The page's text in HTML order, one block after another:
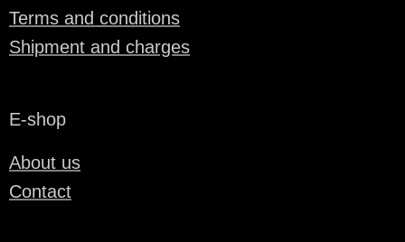
Terms and conditions
Shipment and charges
E-shop
About us
Contact